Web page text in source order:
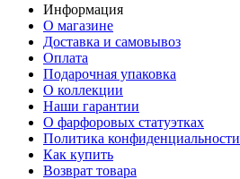
Информация
О магазине
Доставка и самовывоз
Оплата
Подарочная упаковка
О коллекции
Наши гарантии
О фарфоровых статуэтках
Политика конфиденциальности
Как купить
Возврат товара